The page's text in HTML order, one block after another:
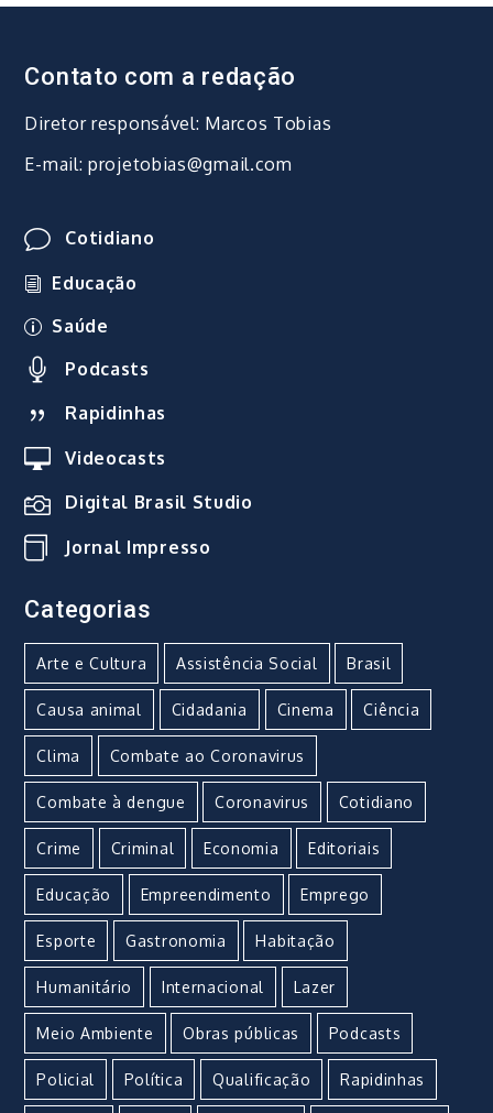
Contato com a redação
Diretor responsável: Marcos Tobias
E-mail: projetobias@gmail.com
Cotidiano
Educação
Saúde
Podcasts
Rapidinhas
Videocasts
Digital Brasil Studio
Jornal Impresso
Categorias
Arte e Cultura Assistência Social Brasil
Causa animal Cidadania Cinema Ciência
Clima Combate ao Coronavirus
Combate à dengue Coronavirus Cotidiano
Crime Criminal Economia Editoriais
Educação Empreendimento Emprego
Esporte Gastronomia Habitação
Humanitário Internacional Lazer
Meio Ambiente Obras públicas Podcasts
Policial Política Qualificação Rapidinhas